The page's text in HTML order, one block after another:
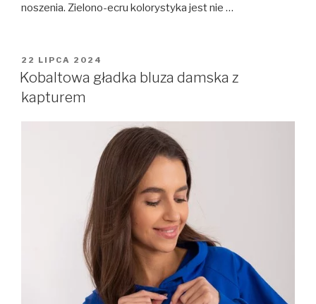
noszenia. Zielono-ecru kolorystyka jest nie …
OPUBLIKOWANE
W
22 LIPCA 2024
Kobaltowa gładka bluza damska z
kapturem